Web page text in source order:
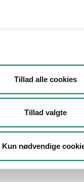
Tillad alle cookies
Tillad valgte
Kun nødvendige
Måned